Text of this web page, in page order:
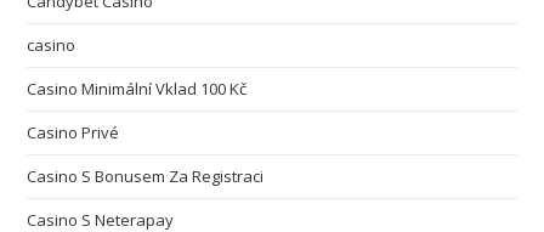
casino
Casino Minimální Vklad 100 Kč
Casino Privé
Casino S Bonusem Za Registraci
Casino S Neterapay